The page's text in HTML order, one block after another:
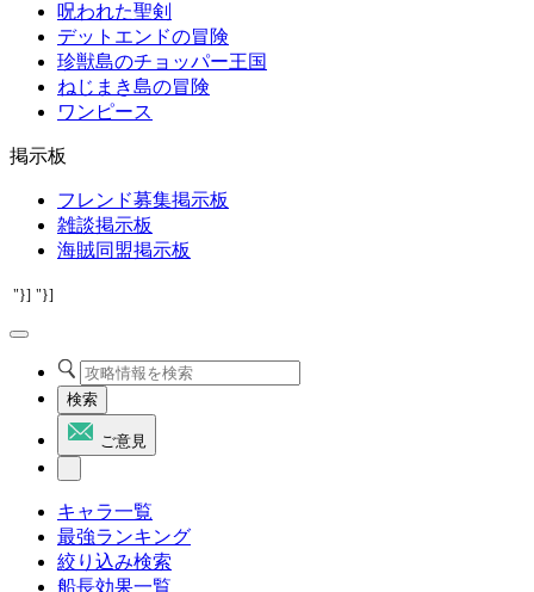
呪われた聖剣
デットエンドの冒険
珍獣島のチョッパー王国
ねじまき島の冒険
ワンピース
掲示板
フレンド募集掲示板
雑談掲示板
海賊同盟掲示板
"}] "}]
検索
ご意見
キャラ一覧
最強ランキング
絞り込み検索
船長効果一覧